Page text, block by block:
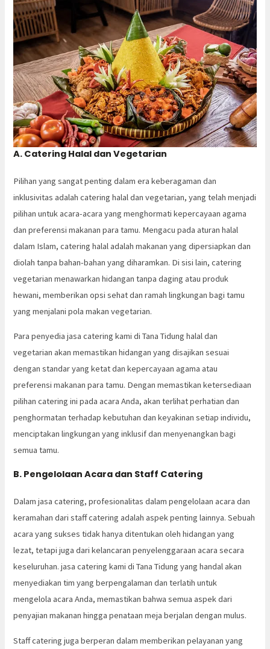
A. Catering Halal dan Vegetarian
Pilihan yang sangat penting dalam era keberagaman dan
inklusivitas adalah catering halal dan vegetarian, yang telah menjadi
pilihan untuk acara-acara yang menghormati kepercayaan agama
dan preferensi makanan para tamu. Mengacu pada aturan halal
dalam Islam, catering halal adalah makanan yang dipersiapkan dan
diolah tanpa bahan-bahan yang diharamkan. Di sisi lain, catering
vegetarian menawarkan hidangan tanpa daging atau produk
hewani, memberikan opsi sehat dan ramah lingkungan bagi tamu
yang menjalani pola makan vegetarian.
Para penyedia jasa catering kami di Tana Tidung halal dan
vegetarian akan memastikan hidangan yang disajikan sesuai
dengan standar yang ketat dan kepercayaan agama atau
preferensi makanan para tamu. Dengan memastikan ketersediaan
pilihan catering ini pada acara Anda, akan terlihat perhatian dan
penghormatan terhadap kebutuhan dan keyakinan setiap individu,
menciptakan lingkungan yang inklusif dan menyenangkan bagi
semua tamu.
B. Pengelolaan Acara dan Staff Catering
Dalam jasa catering, profesionalitas dalam pengelolaan acara dan
keramahan dari staff catering adalah aspek penting lainnya. Sebuah
acara yang sukses tidak hanya ditentukan oleh hidangan yang
lezat, tetapi juga dari kelancaran penyelenggaraan acara secara
keseluruhan. jasa catering kami di Tana Tidung yang handal akan
menyediakan tim yang berpengalaman dan terlatih untuk
mengelola acara Anda, memastikan bahwa semua aspek dari
penyajian makanan hingga penataan meja berjalan dengan mulus.
Staff catering juga berperan dalam memberikan pelayanan yang